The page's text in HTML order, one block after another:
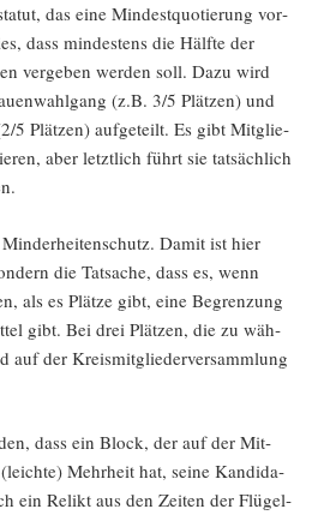
das eine Min­dest­quo­tie­rung vor­
dass min­des­tens die Hälf­te der
ver­ge­ben wer­den soll. Dazu wird
(z.B. 3/5 Plät­zen) und
5 Plät­zen) auf­ge­teilt. Es gibt Mit­glie­
aber letzt­lich führt sie tat­säch­lich
Damit ist hier
die Tat­sa­che, dass es, wenn
als es Plät­ze gibt, eine Begren­zung
gibt. Bei drei Plät­zen, die zu wäh­
auf der Kreis­mit­glie­der­ver­samm­lung
dass ein Block, der auf der Mit­
Mehr­heit hat, sei­ne Kan­di­da­
ein Relikt aus den Zei­ten der Flü­gel­